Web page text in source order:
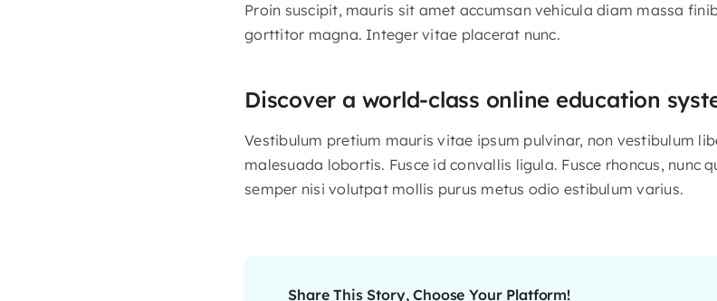
Proin suscipit, mauris sit amet accumsan vehicula diam massa
gorttitor magna. Integer vitae placerat nunc.
Discover a world-class online education
Vestibulum pretium mauris vitae ipsum pulvinar, non vestibulum
malesuada lobortis. Fusce id convallis ligula. Fusce rhoncus, nunc
semper nisi volutpat mollis purus metus odio estibulum varius.
Share This Story, Choose Your Platform!